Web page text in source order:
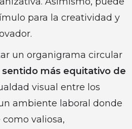
para la creatividad y
un organigrama circular
sentido más equitativo de
visual entre los
ambiente laboral donde
valiosa,